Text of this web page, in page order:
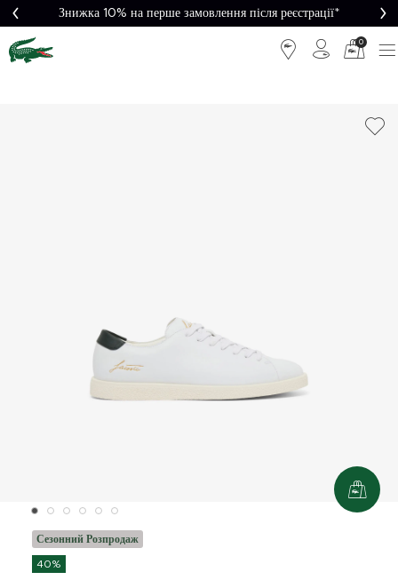
Знижка 10% на перше замовлення після реєстрації*
0
Сезонний Розпродаж
40%